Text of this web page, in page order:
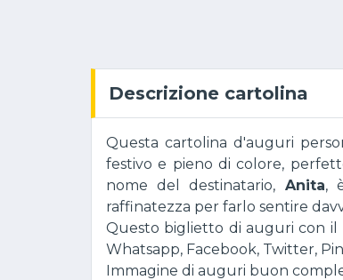
Descrizione cartolina
Questa cartolina d'auguri
festivo e pieno di colore,
nome del destinatario, Anita,
raffinatezza per farlo sentire
Questo biglietto di auguri con il
Whatsapp, Facebook, Twitter,
Immagine di auguri buon